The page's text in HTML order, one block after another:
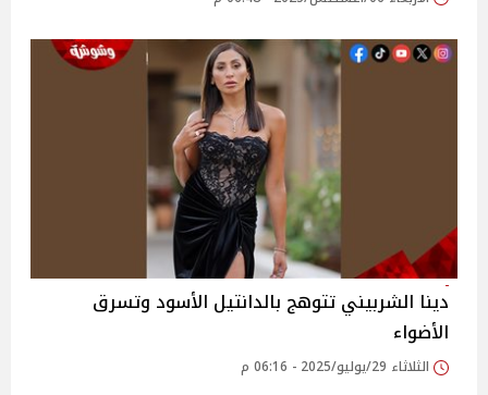
دينا الشربيني تتوهج بالدانتيل الأسود وتسرق
الأضواء
الثلاثاء 29/يوليو/2025 - 06:16 م